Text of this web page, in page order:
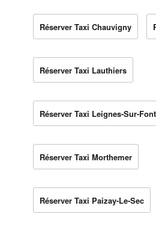
Réserver Taxi Chauvigny
Réserver Taxi Lauthiers
Réserver Taxi Leignes-Sur-
Réserver Taxi Morthemer
Réserver Taxi Paizay-Le-Sec